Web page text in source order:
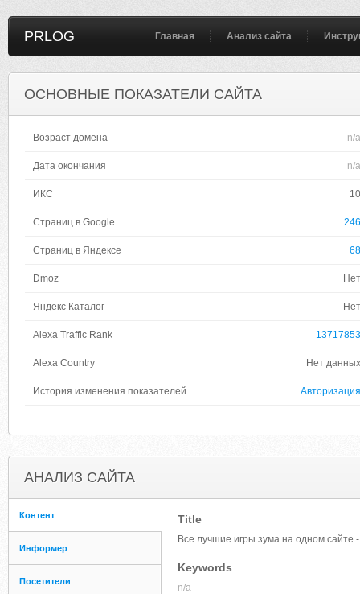
PRLOG Главная Анализ сайта
ОСНОВНЫЕ ПОКАЗАТЕЛИ САЙТА
Возраст домена n/a
Дата окончания n/a
ИКС 10
Страниц в Google 246
Страниц в Яндексе 68
Dmoz Нет
Яндекс Каталог Нет
Alexa Traffic Rank 13717853
Alexa Country Нет данных
История изменения показателей Авторизация
АНАЛИЗ САЙТА
Контент
Информер
Посетители
Title
Все лучшие игры зума на одном сайте
Keywords
n/a